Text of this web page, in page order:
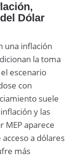
Dólar
una inflación
la toma
escenario
con
suele
y las
MEP aparece
a dólares
más